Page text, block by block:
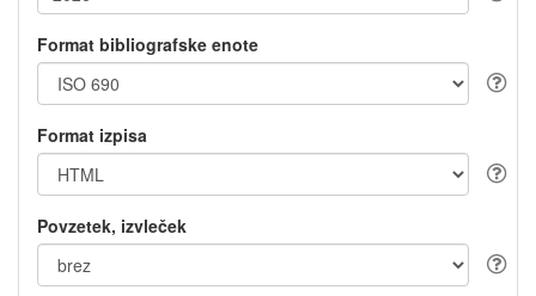
Format bibliografske enote
Format izpisa
Povzetek, izvleček